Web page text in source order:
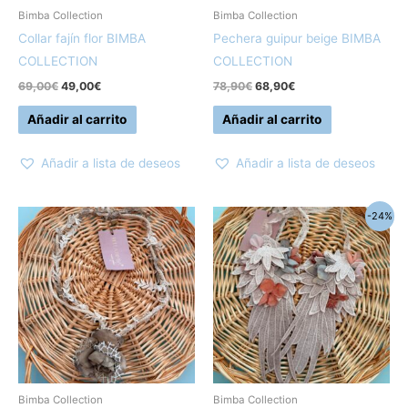
Bimba Collection
Collar fajín flor BIMBA
COLLECTION
69,00€ 49,00€
Añadir al carrito
Añadir a lista de deseos
Bimba Collection
Pechera guipur beige BIMBA
COLLECTION
78,90€ 68,90€
Añadir al carrito
Añadir a lista de deseos
Bimba Collection
-24%
Bimba Collection
El
precio
original
era:
85,00€.
El
precio
actual
es:
65,00€.